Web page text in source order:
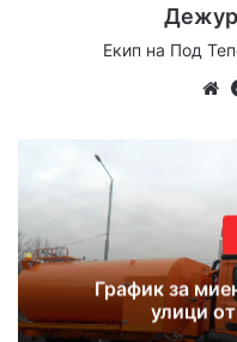
Екип на Под
График за
улици